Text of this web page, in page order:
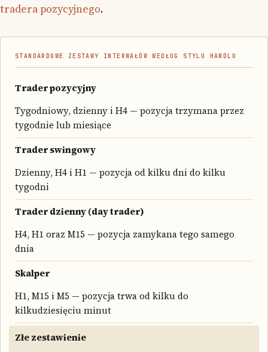
tradera pozycyjnego.
STANDARDOWE ZESTAWY INTERWAŁÓW WEDŁUG STYLU HANDLU
Trader pozycyjny
Tygodniowy, dzienny i H4 — pozycja trzymana przez
tygodnie lub miesiące
Trader swingowy
Dzienny, H4 i H1 — pozycja od kilku dni do kilku
tygodni
Trader dzienny (day trader)
H4, H1 oraz M15 — pozycja zamykana tego samego
dnia
Skalper
H1, M15 i M5 — pozycja trwa od kilku do
kilkudziesięciu minut
Złe zestawienie